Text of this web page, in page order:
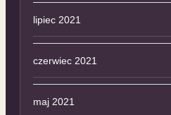
lipiec 2021
czerwiec 2021
maj 2021